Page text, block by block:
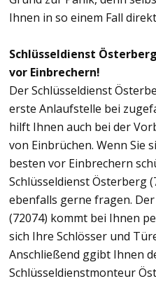
Ihnen in so einem Fall
Schlüsseldienst
vor Einbrechern!
Der Schlüsseldienst
erste Anlaufstelle bei
hilft Ihnen auch bei der
von Einbrüchen. Wenn Sie
besten vor Einbrechern
Schlüsseldienst Österberg
ebenfalls gerne fragen.
(72074) kommt bei Ihnen
sich Ihre Schlösser und
Anschließend ggibt Ihnen
Schlüsseldienstmonteur